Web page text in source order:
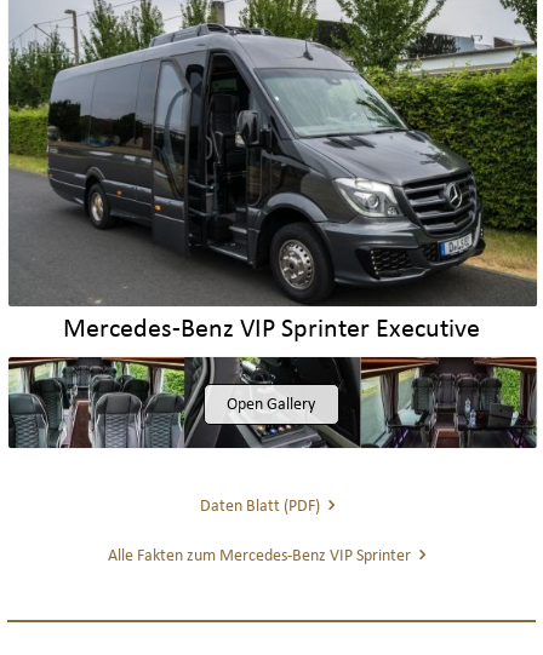
NEWS
INTERLINE KÖLN NEWS
INTERLINE NEWSLETTER
Mercedes-Benz VIP Sprinter Executive
Open Gallery
Daten Blatt (PDF)
Alle Fakten zum Mercedes-Benz VIP Sprinter